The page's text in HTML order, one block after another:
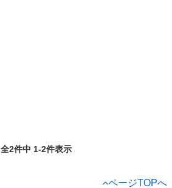
全2件中 1-2件表示
ページTOPへ